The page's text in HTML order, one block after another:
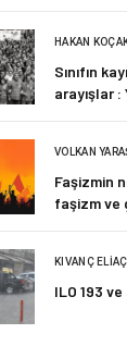
HAKAN
Sınıfın
arayışlar :
VOLKAN
Faşizmin
faşizm ve
KIVANÇ
ILO 193